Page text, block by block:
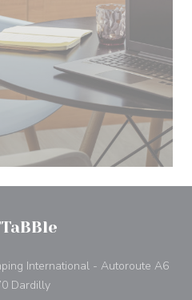
International - Autoroute A6
Dardilly((apre una nuova finestra))